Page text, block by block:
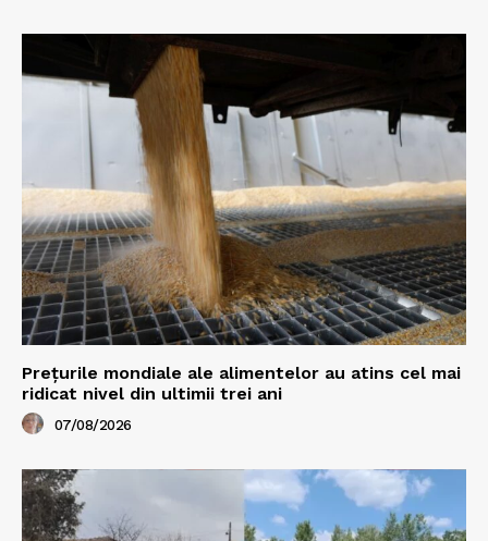
Prețurile mondiale ale alimentelor au atins cel mai
ridicat nivel din ultimii trei ani
07/08/2026